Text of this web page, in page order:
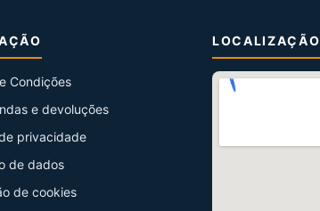
Condições
e devoluções
privacidade
de dados
de cookies
LOCALIZAÇÃO